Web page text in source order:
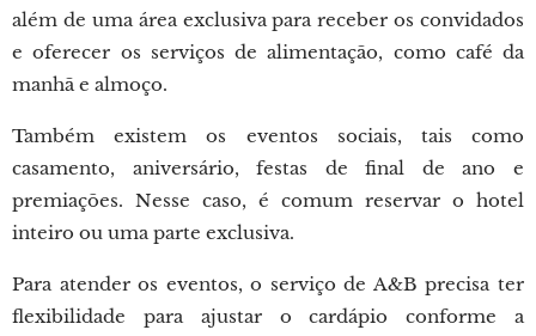
além de uma área exclusiva para receber os convidados
e oferecer os serviços de alimentação, como café da
manhã e almoço.
Também existem os eventos sociais, tais como
casamento, aniversário, festas de final de ano e
premiações. Nesse caso, é comum reservar o hotel
inteiro ou uma parte exclusiva.
Para atender os eventos, o serviço de A&B precisa ter
flexibilidade para ajustar o cardápio conforme a